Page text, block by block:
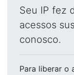
Seu IP fez
acessos
conosco.
Para liberar o